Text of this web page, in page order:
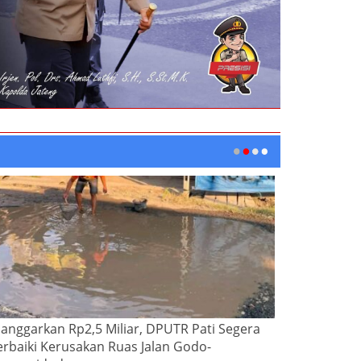
Rp2,5 Miliar, DPUTR Pati Segera
Kerusakan Ruas Jalan Godo-